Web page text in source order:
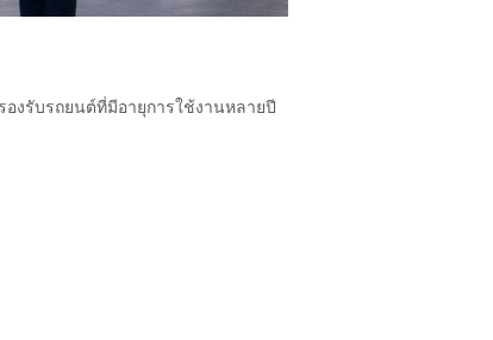
งรับรถยนต์ที่มีอายุการใช้งานหลายปี